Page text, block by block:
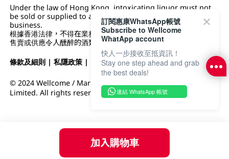
加入購物車
Under the law of Hong Kong, intoxicating liquor must not
be sold or supplied to a minor (under 18) in the course of
business.
根據香港法律，不得在業務過程中，向未成年人 (18 歲以下人士)
售賣或供應令人醺醉的酒類。
條款及細則 |私隱政策 | DFI零售集團
© 2024 Wellcome / Market Place. The Dairy Farm Company
Limited. All rights reserved.
訂閱惠康WhatsApp帳號
Subscribe to Wellcome
WhatApp account
快人一步接收至抵資訊！
Stay one step ahead and grab
the best deals!
連結 WhatsApp 帳號